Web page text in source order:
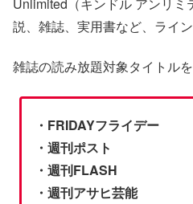
説、雑誌、実用書など、ライ
雑誌の読み放題対象タイトル
・FRIDAYフライデー
・週刊ポスト
・週刊FLASH
・週刊アサヒ芸能